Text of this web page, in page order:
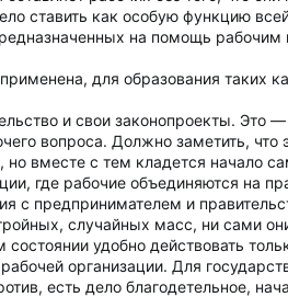
ставить как особую функцию
на помощь
для образования таких
и свои законопроекты.
вопроса. Должно заметить, что
но вместе с тем кладется начало
где рабочие объединяются на
с предпринимателем и
случайных масс, ни сами
состоянии удобно действовать
организации. Для
есть дело благодетельное,